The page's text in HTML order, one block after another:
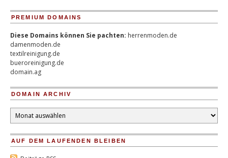
PREMIUM DOMAINS
Diese Domains können Sie pachten: herrenmoden.de
damenmoden.de
textilreinigung.de
bueroreinigung.de
domain.ag
DOMAIN ARCHIV
Domain
Archiv
AUF DEM LAUFENDEN BLEIBEN